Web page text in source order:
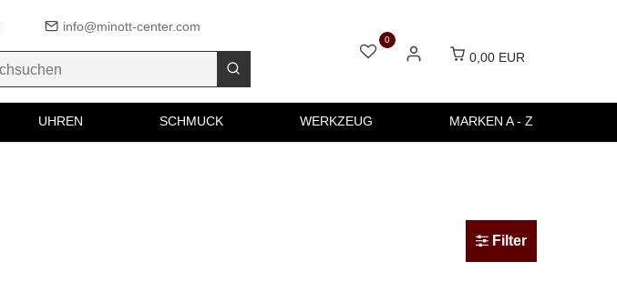
info@minott-center.com
0
0,00 EUR
UHREN SCHMUCK WERKZEUG MARKEN A - Z
Filter